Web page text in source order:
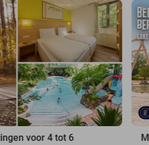
voor 4 tot 6